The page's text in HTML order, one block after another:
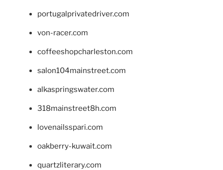
portugalprivatedriver.com
von-racer.com
coffeeshopcharleston.com
salon104mainstreet.com
alkaspringswater.com
318mainstreet8h.com
lovenailsspari.com
oakberry-kuwait.com
quartzliterary.com